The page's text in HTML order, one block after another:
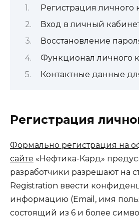
Регистрация личного
Вход в личный
Восстановление
Функционал личного
Контактные данные
Регистрация
Формально регистрация на
сайте «Нефтика-Кард»
разработчики разрешают на
Registration ввести
информацию (Email, имя
состоящий из 6 и более